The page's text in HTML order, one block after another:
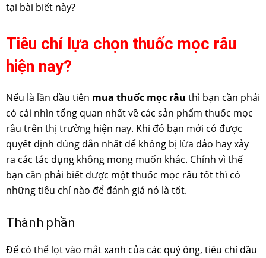
tại bài biết này?
Tiêu chí lựa chọn thuốc mọc râu
hiện nay?
Nếu là lần đầu tiên mua thuốc mọc râu thì bạn cần phải
có cái nhìn tổng quan nhất về các sản phẩm thuốc mọc
râu trên thị trường hiện nay. Khi đó bạn mới có được
quyết định đúng đắn nhất để không bị lừa đảo hay xảy
ra các tác dụng không mong muốn khác. Chính vì thế
bạn cần phải biết được một thuốc mọc râu tốt thì có
những tiêu chí nào để đánh giá nó là tốt.
Thành phần
Để có thể lọt vào mắt xanh của các quý ông, tiêu chí đầu